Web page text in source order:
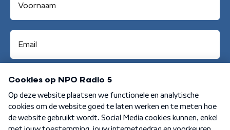
Aanmelden
Algemene voorwaarden